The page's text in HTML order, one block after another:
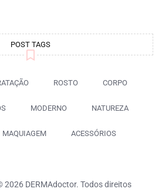
POST TAGS
ROSTO CORPO
MODERNO NATUREZA
MAQUIAGEM ACESSÓRIOS
2026 DERMAdoctor. Todos direitos